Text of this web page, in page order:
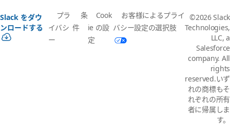
Slack をダウ
ンロードする
プラ
イバシ
ー
条
件
Cook
ie の設
定
お客様によるプライ
バシー設定の選択肢
©2026 Slack
Technologies,
LLC, a
Salesforce
company. All
rights
reserved.いず
れの商標もそ
れぞれの所有
者に帰属しま
す。